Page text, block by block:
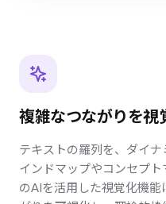
複雑なつながりを視
テキストの羅列を、ダイ
インドマップやコンセプ
のAIを活用した視覚化機